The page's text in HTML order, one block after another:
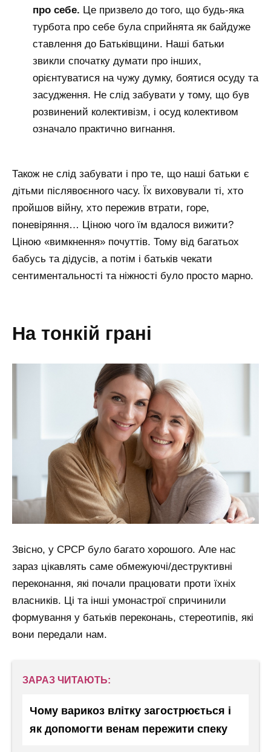
про себе. Це призвело до того, що будь-яка
турбота про себе була сприйнята як байдуже
ставлення до Батьківщини. Наші батьки
звикли спочатку думати про інших,
орієнтуватися на чужу думку, боятися осуду та
засудження. Не слід забувати у тому, що був
розвинений колективізм, і осуд колективом
означало практично вигнання.
Також не слід забувати і про те, що наші батьки є
дітьми післявоєнного часу. Їх виховували ті, хто
пройшов війну, хто пережив втрати, горе,
поневіряння… Ціною чого їм вдалося вижити?
Ціною «вимкнення» почуттів. Тому від багатьох
бабусь та дідусів, а потім і батьків чекати
сентиментальності та ніжності було просто марно.
на тонкій грані
Звісно, у СРСР було багато хорошого. Але нас
зараз цікавлять саме обмежуючі/деструктивні
переконання, які почали працювати проти їхніх
власників. Ці та інші умонастрої спричинили
формування у батьків переконань, стереотипів, які
вони передали нам.
ЗАРАЗ ЧИТАЮТЬ:
Чому варикоз влітку загострюється і
як допомогти венам пережити спеку